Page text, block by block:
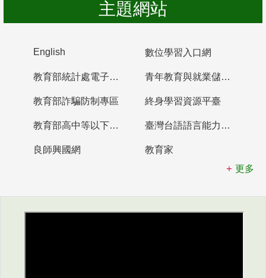
主題網站
English 數位學習入口網
教育部統計處電子書櫃 青年教育與就業儲蓄帳戶
教育部詐騙防制專區 終身學習資源平臺
教育部高中等以下學校及幼兒園教師資格檢定考試 臺灣台語語言能力認證網站
良師興國網
教育家
更多